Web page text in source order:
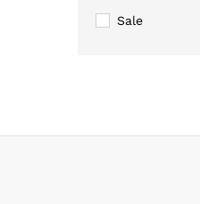
Sale